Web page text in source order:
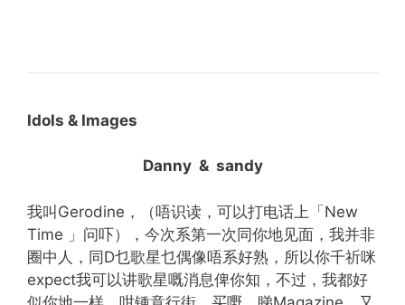
Idols & Images
Danny & sandy
我叫Gerodine，（唔识读，可以打电话上「New
Time 」问吓），今次系第一次同你地见面，我并非
圈中人，同D乜歌星乜偶像唔系好熟，所以你千祈咪
expect我可以讲歌星嘅消息俾你知，不过，我都好